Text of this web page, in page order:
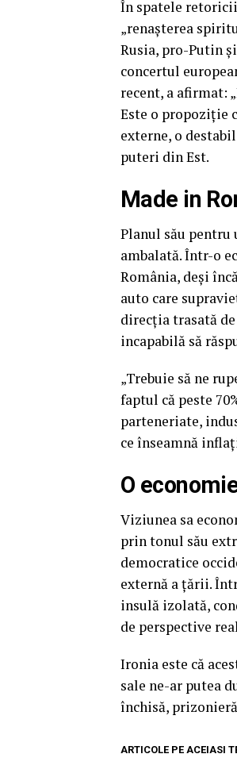
În spatele
„renașterea
Rusia, pro-Putin
concertul
recent, a afirmat:
Este o propoziție
externe, o
puteri din Est.
Made in
Planul său pentru
ambalată. Într-o
România, deși
auto care
direcția trasată de
incapabilă să
„Trebuie să ne
faptul că peste
parteneriate,
ce înseamnă
O
Viziunea sa
prin tonul său
democratice
externă a țării.
insulă izolată,
de perspective
Ironia este că
sale ne-ar putea
închisă,
ARTICOLE PE ACEIASI